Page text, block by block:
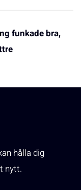
funkade bra,
hålla dig
nytt.